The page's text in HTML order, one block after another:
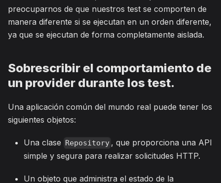
preocuparnos de que nuestros test se comporten de
manera diferente si se ejecutan en un orden diferente,
ya que se ejecutan de forma completamente aislada.
Sobrescribir el comportamiento de
un provider durante los test.
Una aplicación común del mundo real puede tener los
siguientes objetos:
Una clase Repository , que proporciona una API
simple y segura para realizar solicitudes HTTP.
Un objeto que administra el estado de la